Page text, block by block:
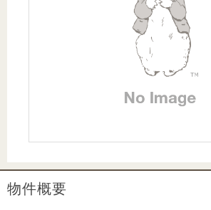
住宅ロー
ンシミュ
レーショ
暮らしの
税金の本
検索
（電子ブ
ド
物件概要